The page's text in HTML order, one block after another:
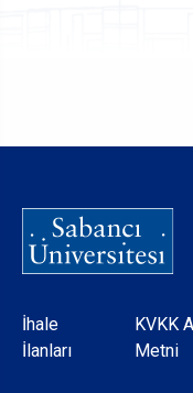
Dipnot
İhale
İlanları
KVKK
Metni